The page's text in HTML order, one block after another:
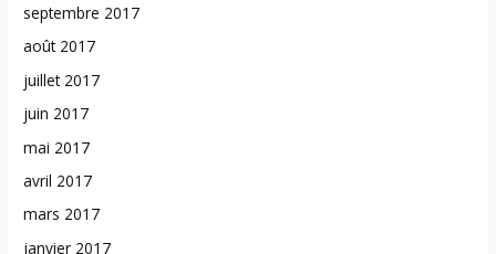
septembre 2017
août 2017
juillet 2017
juin 2017
mai 2017
avril 2017
mars 2017
janvier 2017